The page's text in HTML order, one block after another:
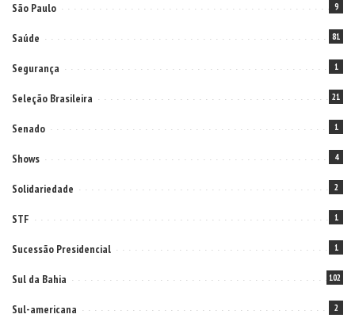
São Paulo 9
Saúde 81
Segurança 1
Seleção Brasileira 21
Senado 1
Shows 4
Solidariedade 2
STF 1
Sucessão Presidencial 1
Sul da Bahia 102
Sul-americana 2